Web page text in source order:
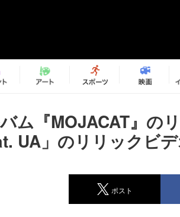
ム『MOJACAT』の
UA」のリリックビ
ポスト